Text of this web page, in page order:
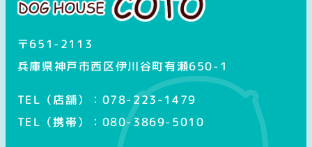
〒651-2113
兵庫県神戸市西区伊川谷町有瀬650-1
TEL（店舗）：078-223-1479
TEL（携帯）：080-3869-5010